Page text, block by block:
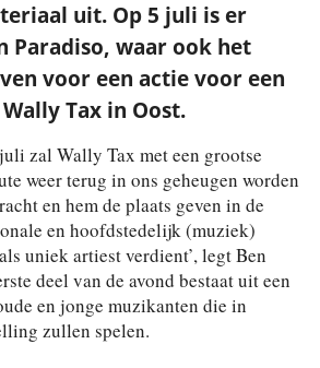
uit. Op 5 juli is er
Paradiso, waar ook het
voor een actie voor een
Tax in Oost.
zal Wally Tax met een grootse
weer terug in ons geheugen worden
en hem de plaats geven in de
en hoofdstedelijk (muziek)
uniek artiest verdient’, legt Ben
deel van de avond bestaat uit een
en jonge muzikanten die in
zullen spelen.